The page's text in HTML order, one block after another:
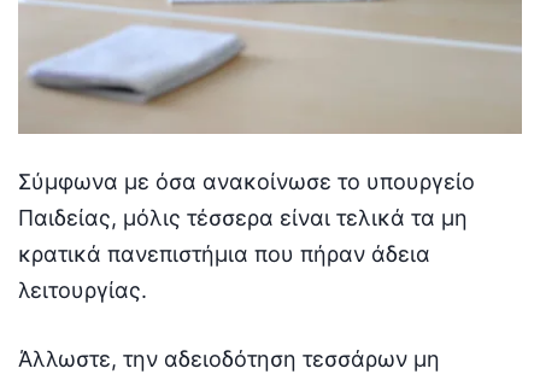
Σύμφωνα με όσα ανακοίνωσε το υπουργείο
Παιδείας, μόλις τέσσερα είναι τελικά τα μη
κρατικά πανεπιστήμια που πήραν άδεια
λειτουργίας.
Άλλωστε, την αδειοδότηση τεσσάρων μη